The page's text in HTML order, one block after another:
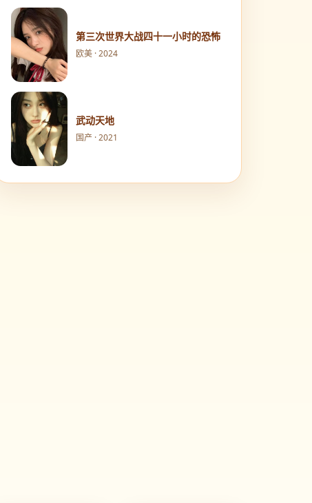
第三次世界大战四十一小时的恐怖
欧美 · 2024
武动天地
国产 · 2021